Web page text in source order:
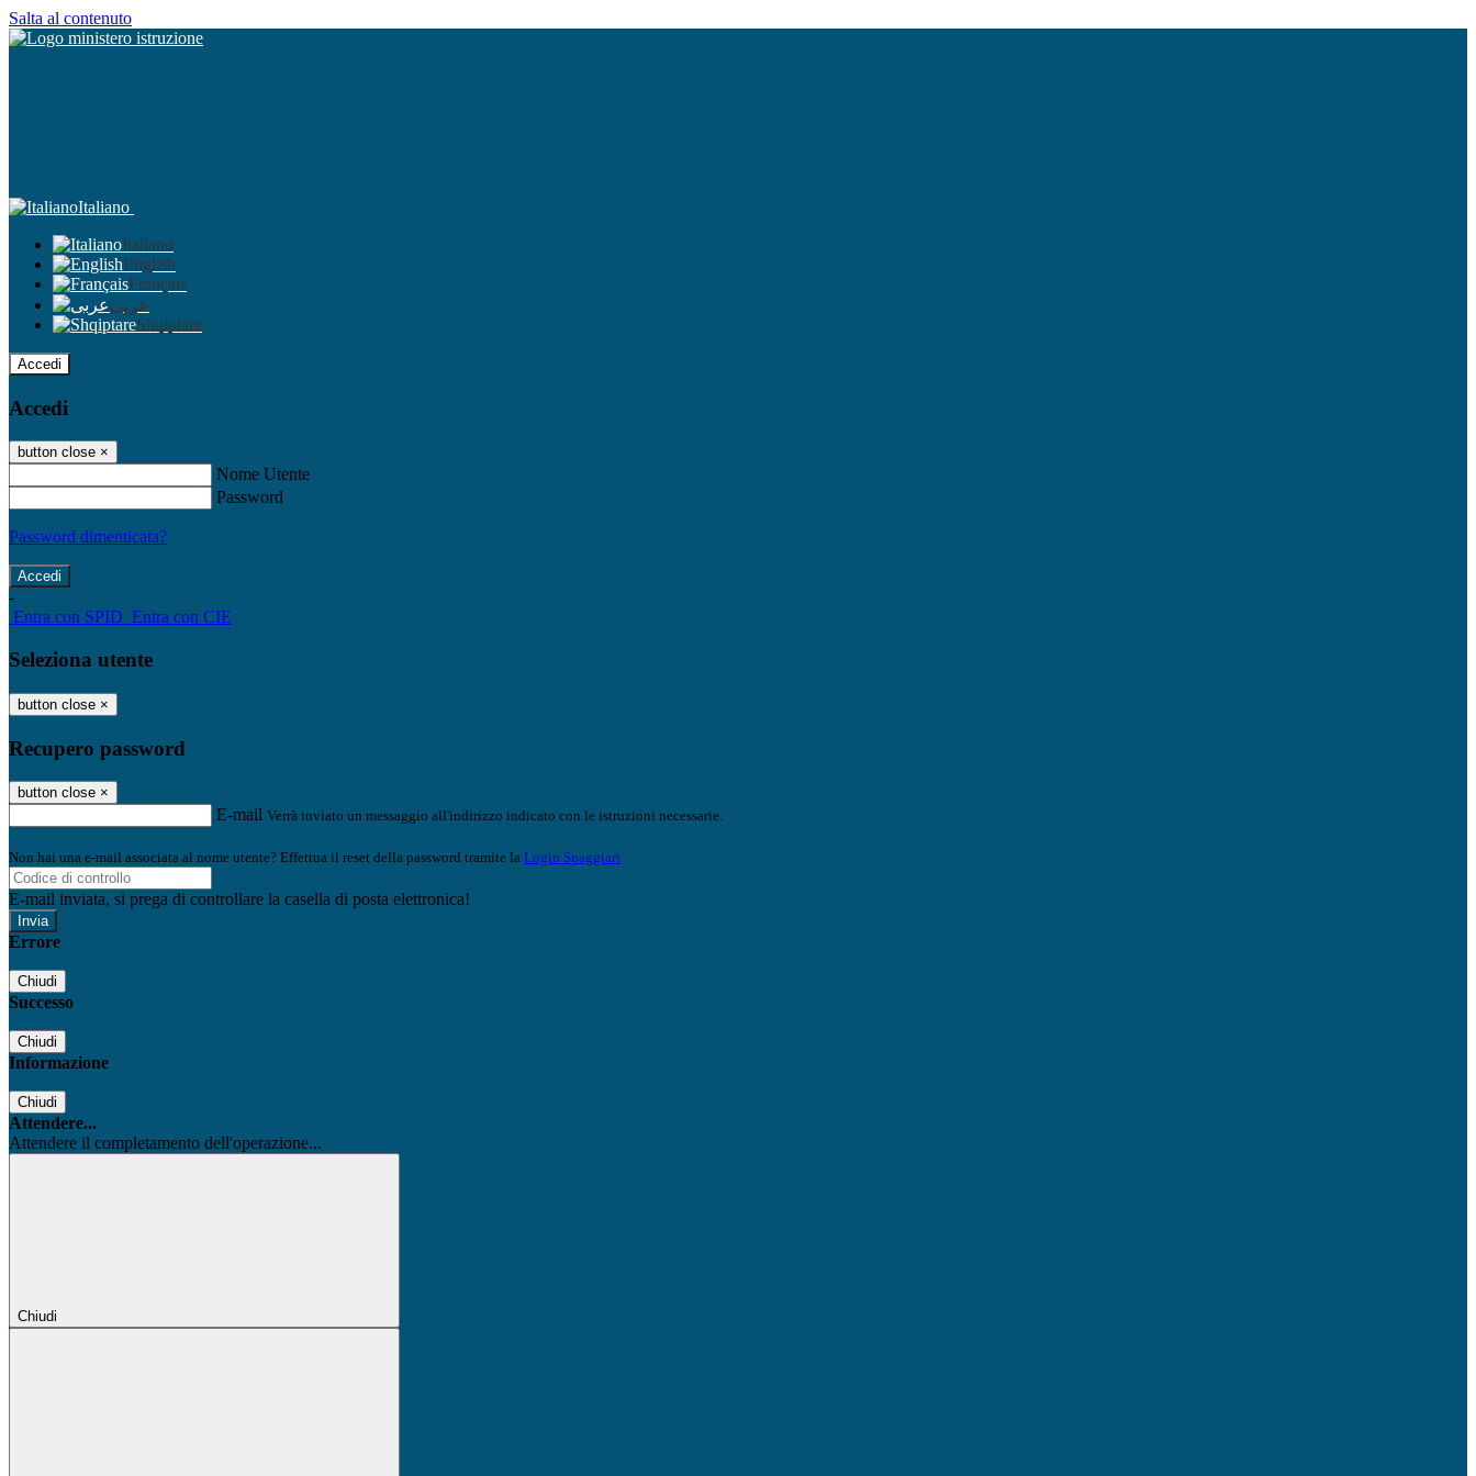
Salta al contenuto
Italiano
Italiano
English
Français
عربى
Shqiptare
Accedi
Accedi
button close ×
Nome Utente
Password
Password dimenticata?
-
Entra con SPID Entra con CIE
Seleziona utente
button close ×
Recupero password
button close ×
E-mail Verrà inviato un messaggio all'indirizzo indicato con le istruzioni necessarie.
Non hai una e-mail associata al nome utente? Effettua il reset della password tramite la Login Spaggiari
E-mail inviata, si prega di controllare la casella di posta elettronica!
Errore
Chiudi
Successo
Chiudi
Informazione
Chiudi
Attendere...
Attendere il completamento dell'operazione...
Chiudi